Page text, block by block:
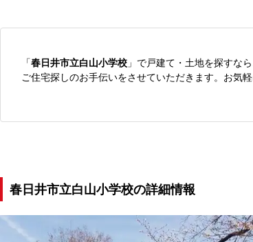
「春日井市立白山小学校 」で戸建て・土地を探すな
ご住宅探しのお手伝いをさせていただきます。お気
春日井市立白山小学校の詳細情報